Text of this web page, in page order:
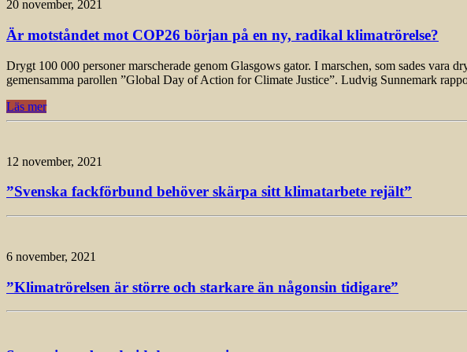
20 november, 2021
Är motståndet mot COP26 början på en ny, radikal klimatrörelse?
Drygt 100 000 personer marscherade genom Glasgows gator. I marschen, som sades
gemensamma parollen ”Global Day of Action for Climate Justice”. Ludvig Sunnemark
Läs mer
12 november, 2021
”Svenska fackförbund behöver skärpa sitt klimatarbete rejält”
6 november, 2021
”Klimatrörelsen är större och starkare än någonsin tidigare”